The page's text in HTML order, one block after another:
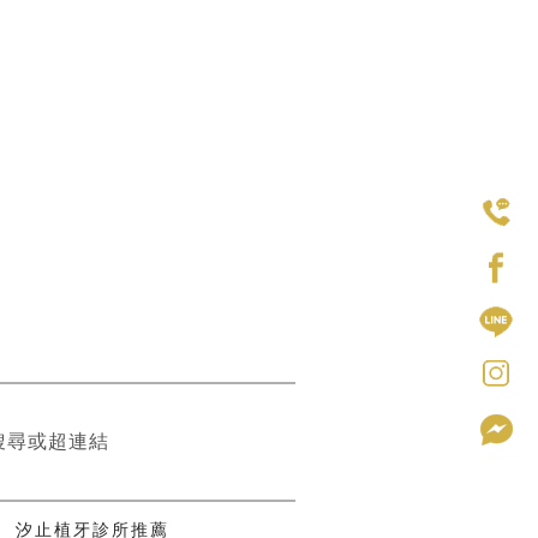
尋或超連結
汐止植牙診所推薦